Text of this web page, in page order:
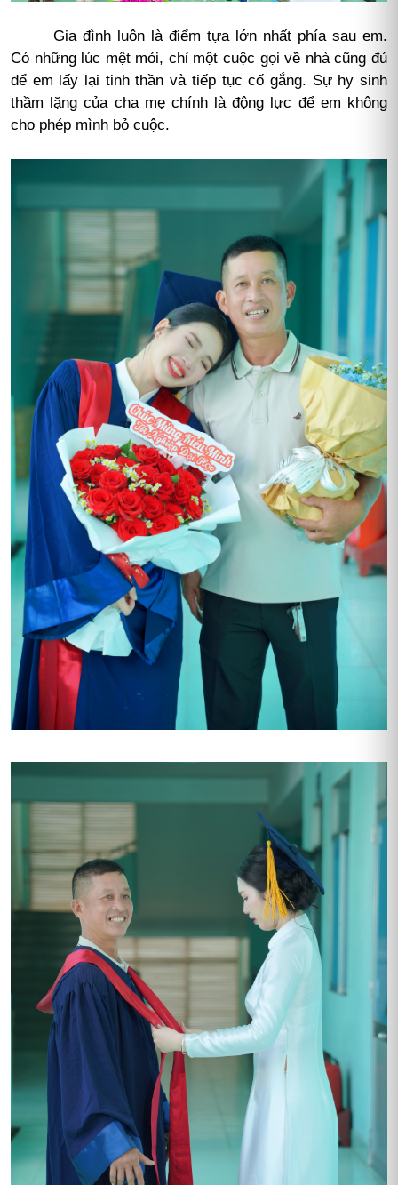
Gia đình luôn là điểm tựa lớn nhất phía sau em.
Có những lúc mệt mỏi, chỉ một cuộc gọi về nhà cũng đủ
để em lấy lại tinh thần và tiếp tục cố gắng. Sự hy sinh
thầm lặng của cha mẹ chính là động lực để em không
cho phép mình bỏ cuộc.